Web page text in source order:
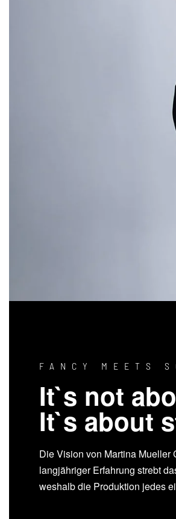
FANCY MEETS
It`s not
It`s about
Die Vision von Martina Mueller
langjähriger Erfahrung strebt
weshalb die Produktion jedes